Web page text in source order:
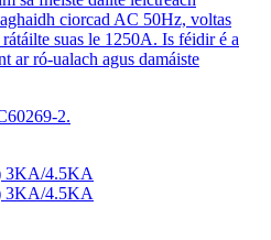
ciorcad AC 50Hz, voltas
suas le 1250A. Is féidir é a
ar ró-ualach agus damáiste
2.